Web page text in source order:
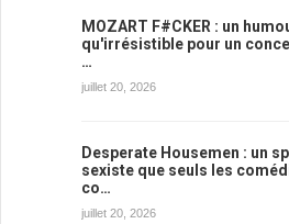
MOZART F#CKER : un
qu'irrésistible pour un
…
juillet 20, 2026
Desperate Housemen : un
sexiste que seuls les
co…
juillet 20, 2026